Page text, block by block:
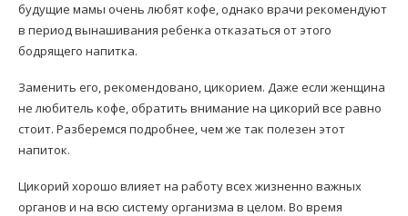
будущие мамы очень любят кофе, однако врачи рекомендуют
в период вынашивания ребенка отказаться от этого
бодрящего напитка.
Заменить его, рекомендовано, цикорием. Даже если женщина
не любитель кофе, обратить внимание на цикорий все равно
стоит. Разберемся подробнее, чем же так полезен этот
напиток.
Цикорий хорошо влияет на работу всех жизненно важных
органов и на всю систему организма в целом. Во время